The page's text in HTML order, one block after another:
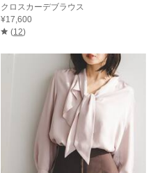
クロスカーデブラウス
¥17,600
(12)